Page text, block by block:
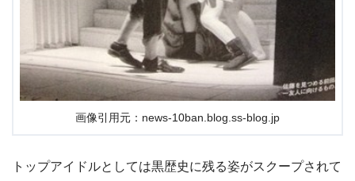
画像引用元：news-10ban.blog.ss-blog.jp
トップアイドルとしては黒歴史に残る姿がスクープされて